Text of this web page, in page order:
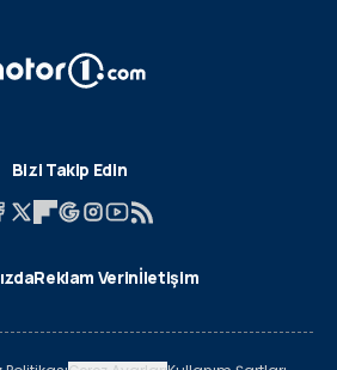
Bizi Takip Edin
Reklam Verinİletişim